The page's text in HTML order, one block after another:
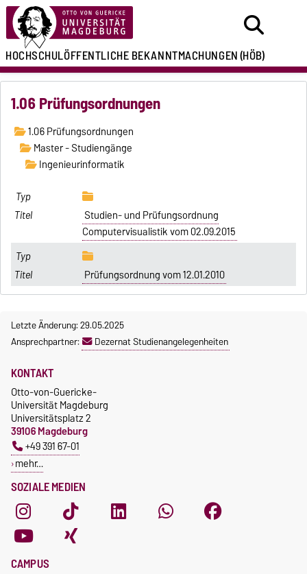
HOCHSCHULÖFFENTLICHEBEKANNTMACHUNGEN(HÖB)
1.06 Prüfungsordnungen
1.06 Prüfungsordnungen
Master - Studiengänge
Ingenieurinformatik
Studien- und Prüfungsordnung
Computervisualistik vom 02.09.2015
Prüfungsordnung vom 12.01.2010
Letzte Änderung: 29.05.2025
Ansprechpartner:
Dezernat Studienangelegenheiten
SOZIALE MEDIEN
KONTAKT
Otto-von-Guericke-
Universität Magdeburg
Universitätsplatz 2
39106 Magdeburg
+49 391 67-01
mehr…
CAMPUS